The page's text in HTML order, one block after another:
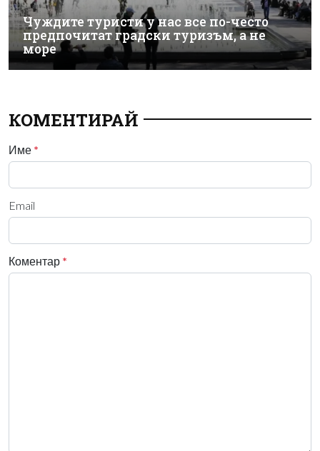
Чуждите туристи у нас все по-често
предпочитат градски туризъм, а не
море
КОМЕНТИРАЙ
Име *
Email
Коментар *